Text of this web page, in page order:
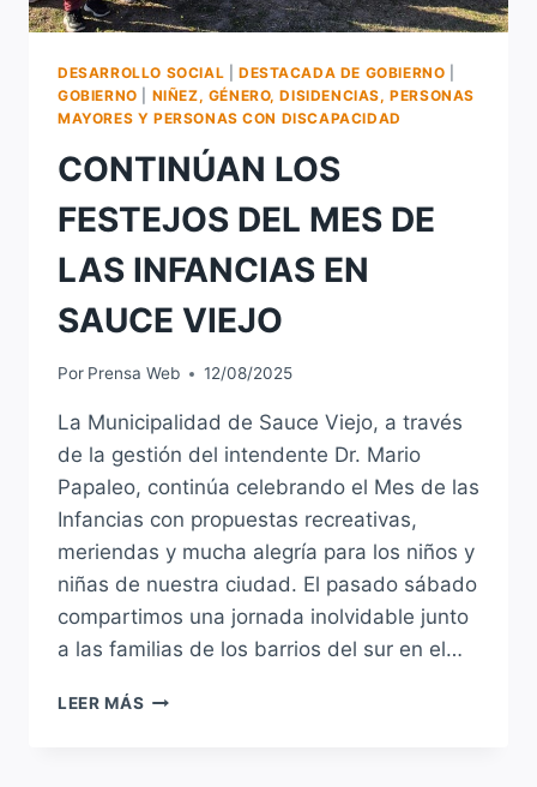
DESARROLLO SOCIAL DESTACADA DE GOBIERNO
GOBIERNO
NIÑEZ, GÉNERO, DISIDENCIAS, PERSONAS
MAYORES Y PERSONAS CON DISCAPACIDAD
CONTINÚAN LOS
FESTEJOS DEL MES DE
LAS INFANCIAS EN
SAUCE VIEJO
Por Prensa Web 12/08/2025
La Municipalidad de Sauce Viejo, a través
de la gestión del intendente Dr. Mario
Papaleo, continúa celebrando el Mes de las
Infancias con propuestas recreativas,
meriendas y mucha alegría para los niños y
niñas de nuestra ciudad. El pasado sábado
compartimos una jornada inolvidable junto
a las familias de los barrios del sur en el…
LEER MÁS CONTINÚAN